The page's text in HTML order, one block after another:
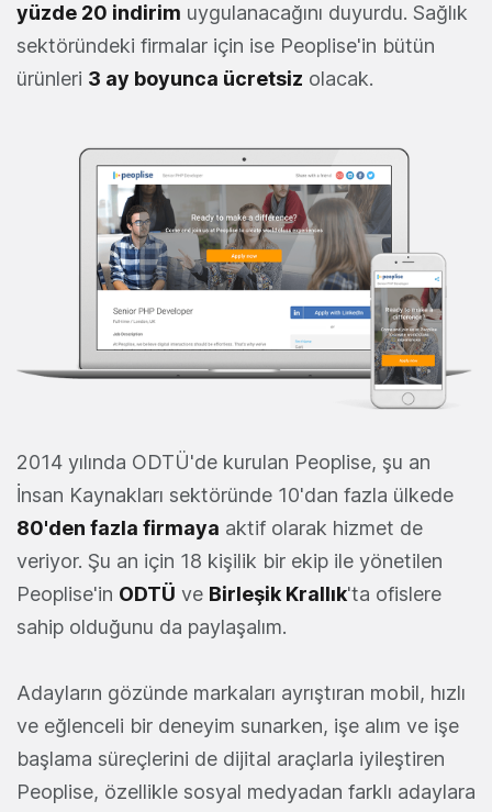
yüzde 20 indirim uygulanacağını duyurdu. Sağlık
sektöründeki firmalar için ise Peoplise'in bütün
ürünleri 3 ay boyunca ücretsiz olacak.
2014 yılında ODTÜ'de kurulan Peoplise, şu an
İnsan Kaynakları sektöründe 10'dan fazla ülkede
80'den fazla firmaya aktif olarak hizmet de
veriyor. Şu an için 18 kişilik bir ekip ile yönetilen
Peoplise'in ODTÜ ve Birleşik Krallık'ta ofislere
sahip olduğunu da paylaşalım.
Adayların gözünde markaları ayrıştıran mobil, hızlı
ve eğlenceli bir deneyim sunarken, işe alım ve işe
başlama süreçlerini de dijital araçlarla iyileştiren
Peoplise, özellikle sosyal medyadan farklı adaylara